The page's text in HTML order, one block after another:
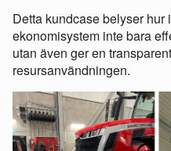
Detta kundcase belyser
ekonomisystem inte bara
utan även ger en
resursanvändningen.